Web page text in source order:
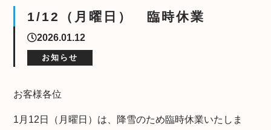
1/12（月曜日） 臨時休業
2026.01.12
お知らせ
お客様各位
1月12日（月曜日）は、降雪のため臨時休業いたしま